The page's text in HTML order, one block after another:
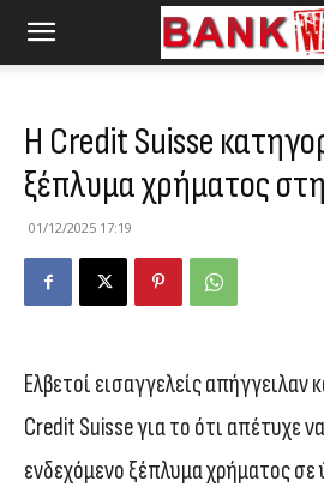
Η Credit Suisse
ξέπλυμα χρήματος
01/12/2025 17:19
Ελβετοί εισαγγελείς απήγγειλαν
Credit Suisse για το ότι απέτυχε
ενδεχόμενο ξέπλυμα χρήματος